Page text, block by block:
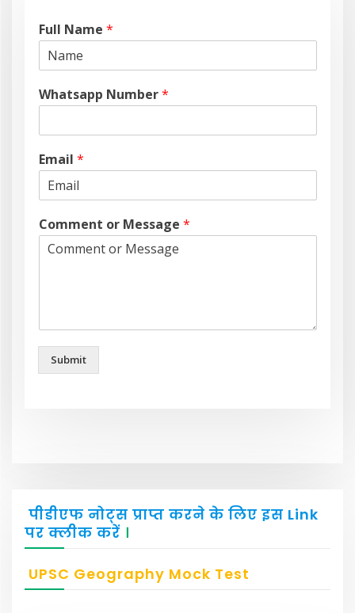
Full Name *
Whatsapp Number*
Email *
Comment or Message *
Submit
पीडीएफ नोट्स प्राप्त करने के लिए इस Link
पर क्लीक करें ।
UPSC Geography Mock Test